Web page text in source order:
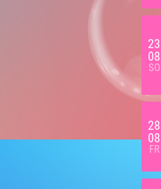
23
08
SO
28
08
FR